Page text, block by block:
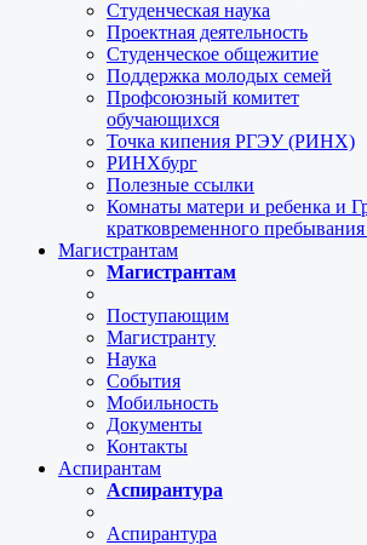
Студенческая наука
Проектная деятельность
Студенческое общежитие
Поддержка молодых семей
Профсоюзный комитет
обучающихся
Точка кипения РГЭУ (РИНХ)
РИНХбург
Полезные ссылки
Комнаты матери и ребенка и
кратковременного пребывания
Магистрантам
Магистрантам
Поступающим
Магистранту
Наука
События
Мобильность
Документы
Контакты
Аспирантам
Аспирантура
Аспирантура